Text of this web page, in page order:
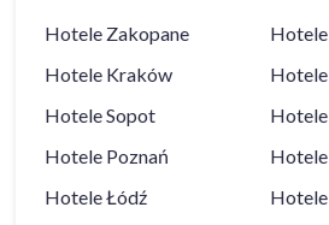
Hotele Zakopane Hotele
Hotele Kraków Hotele
HoteleSopot Hotele
Hotele Poznań Hotele
HoteleŁódź Hotele